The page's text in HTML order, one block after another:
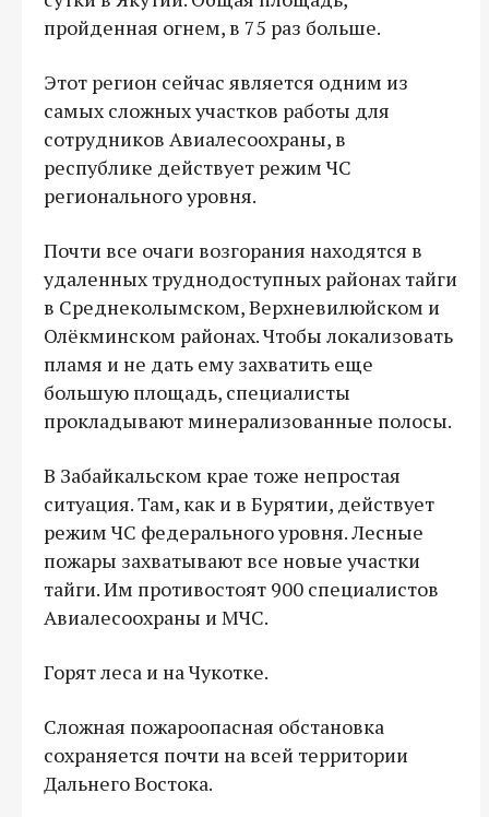
пройденная огнем, в 75 раз больше.
Этот регион сейчас является одним из
самых сложных участков работы для
сотрудников Авиалесоохраны, в
республике действует режим ЧС
регионального уровня.
Почти все очаги возгорания находятся в
удаленных труднодоступных районах тайги
в Среднеколымском, Верхневилюйском и
Олёкминском районах. Чтобы локализовать
пламя и не дать ему захватить еще
большую площадь, специалисты
прокладывают минерализованные полосы.
В Забайкальском крае тоже непростая
ситуация. Там, как и в Бурятии, действует
режим ЧС федерального уровня. Лесные
пожары захватывают все новые участки
тайги. Им противостоят 900 специалистов
Авиалесоохраны и МЧС.
Горят леса и на Чукотке.
Сложная пожароопасная обстановка
сохраняется почти на всей территории
Дальнего Востока.